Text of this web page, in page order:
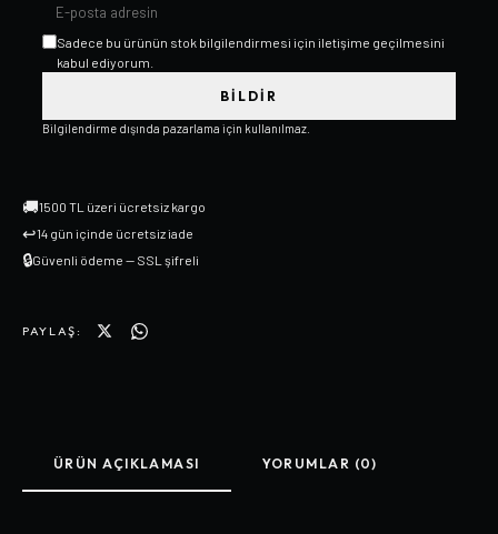
Sadece bu ürünün stok bilgilendirmesi için iletişime geçilmesini
kabul ediyorum.
BILDIR
Bilgilendirme dışında pazarlama için kullanılmaz.
🚚1500 TL üzeri ücretsiz kargo
↩14 gün içinde ücretsiz iade
🔒Güvenli ödeme — SSL şifreli
PAYLAŞ:
ÜRÜN AÇIKLAMASI YORUMLAR (0)